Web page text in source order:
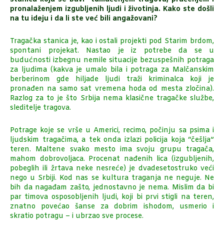
pronalaženjem izgubljenih ljudi i životinja. Kako ste došli
na tu ideju i da li ste već bili angažovani?
Tragačka stanica je, kao i ostali projekti pod Starim brdom,
spontani projekat. Nastao je iz potrebe da se u
budućnosti izbegnu nemile situacije bezuspešnih potraga
za ljudima (kakva je umalo bila i potraga za Malčanskim
berberinom gde hiljade ljudi traži kriminalca koji je
pronađen na samo sat vremena hoda od mesta zločina).
Razlog za to je što Srbija nema klasične tragačke službe,
sleditelje tragova.
Potrage koje se vrše u Americi, recimo, počinju sa psima i
ljudskim tragačima, a tek onda izlazi policija koja “češlja”
teren. Maltene svako mesto ima svoju grupu tragača,
mahom dobrovoljaca. Procenat nađenih lica (izgubljenih,
pobeglih ili žrtava neke nesreće) je dvadesetostruko veći
nego u Srbiji. Kod nas se kultura traganja ne neguje. Ne
bih da nagađam zašto, jednostavno je nema. Mislim da bi
par timova osposobljenih ljudi, koji bi prvi stigli na teren,
znatno povećao šanse za dobrim ishodom, usmerio i
skratio potragu – i ubrzao sve procese.